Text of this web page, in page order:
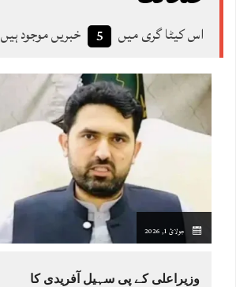
اس کیٹا گری میں 5 خبریں موجود ہیں
18:00 19:00
26°C
20:00
25°C 25°Cجولائ 1, 2026
وزیراعلی کے پی سہیل آفریدی کا